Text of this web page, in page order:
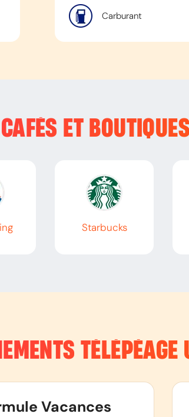
Carburant
ET
Starbucks
TÉLÉPÉAGE
Vacances